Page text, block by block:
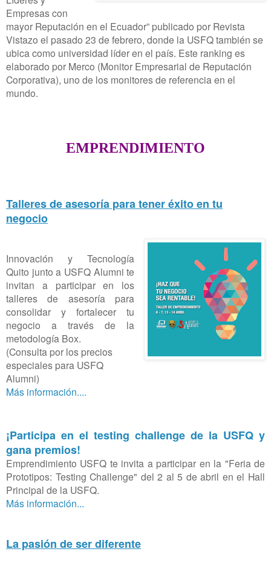
Empresas con
mayor Reputación en el Ecuador” publicado por Revista
Vistazo el pasado 23 de febrero, donde la USFQ también se
ubica como universidad líder en el país. Este ranking es
elaborado por Merco (Monitor Empresarial de Reputación
Corporativa), uno de los monitores de referencia en el
mundo.
EMPRENDIMIENTO
Talleres de asesoría para tener éxito en tu
negocio
Innovación y Tecnología
Quito junto a USFQ Alumni te
invitan a participar en los
talleres de asesoría para
consolidar y fortalecer tu
negocio a través de la
metodología Box.
(Consulta por los precios
especiales para USFQ
Alumni)
Más información....
¡Participa en el testing challenge de la USFQ y
gana premios!
Emprendimiento USFQ te invita a participar en la "Feria de
Prototipos: Testing Challenge" del 2 al 5 de abril en el Hall
Principal de la USFQ.
Más información...
La pasión de ser diferente